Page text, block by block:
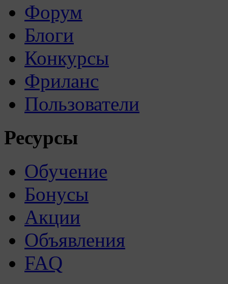
Форум
Блоги
Конкурсы
Фриланс
Пользователи
Ресурсы
Обучение
Бонусы
Акции
Объявления
FAQ